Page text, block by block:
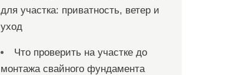
для участка: приватность, ветер и
уход
Что проверить на участке до
монтажа свайного фундамента